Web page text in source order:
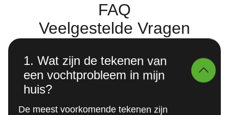
FAQ
Veelgestelde Vragen
1. Wat zijn de tekenen van
een vochtprobleem in mijn
huis?
De meest voorkomende tekenen zijn